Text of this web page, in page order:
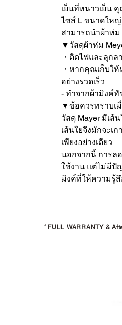
เย็นที่หนาวเย็น
ไซส์ L ขนาดให
สามารถนำผ้าห่
▼วัสดุผ้าห่ม
・ติดไฟและลุก
・หากคุณเก็บใ
อย่างรวดเร็ว
- ทำจากผ้ามิงค์
▼ข้อควรทราบเ
วัสดุ Mayer มีเส้
เส้นใยจึงมักจะเ
เพียงอย่างเดียว
นอกจากนี้ การล
ใช้งาน แต่ไม่มีปั
มิงค์ที่ให้ความรู้
* FULL WARRANTY &